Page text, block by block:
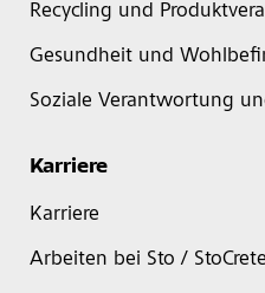
Recycling und
Gesundheit und
Soziale Verantwortung
Karriere
Karriere
Arbeiten bei Sto /